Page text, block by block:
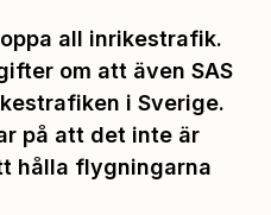
all inrikestrafik.
om att även SAS
i Sverige.
på att det inte är
hålla flygningarna